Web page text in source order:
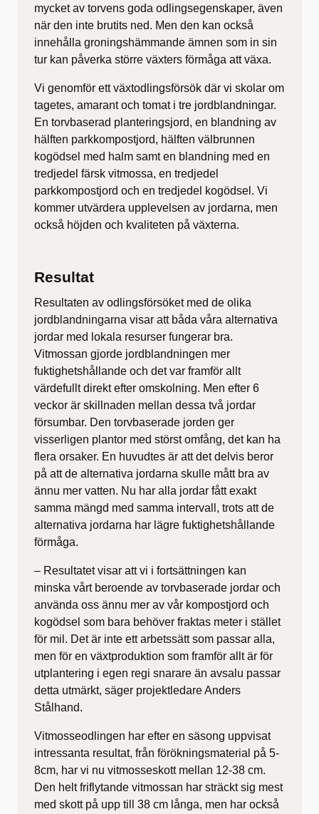
mycket av torvens goda odlingsegenskaper, även
när den inte brutits ned. Men den kan också
innehålla groningshämmande ämnen som in sin
tur kan påverka större växters förmåga att växa.
Vi genomför ett växtodlingsförsök där vi skolar om
tagetes, amarant och tomat i tre jordblandningar.
En torvbaserad planteringsjord, en blandning av
hälften parkkompostjord, hälften välbrunnen
kogödsel med halm samt en blandning med en
tredjedel färsk vitmossa, en tredjedel
parkkompostjord och en tredjedel kogödsel. Vi
kommer utvärdera upplevelsen av jordarna, men
också höjden och kvaliteten på växterna.
Resultat
Resultaten av odlingsförsöket med de olika
jordblandningarna visar att båda våra alternativa
jordar med lokala resurser fungerar bra.
Vitmossan gjorde jordblandningen mer
fuktighetshållande och det var framför allt
värdefullt direkt efter omskolning. Men efter 6
veckor är skillnaden mellan dessa två jordar
försumbar. Den torvbaserade jorden ger
visserligen plantor med störst omfång, det kan ha
flera orsaker. En huvudtes är att det delvis beror
på att de alternativa jordarna skulle mått bra av
ännu mer vatten. Nu har alla jordar fått exakt
samma mängd med samma intervall, trots att de
alternativa jordarna har lägre fuktighetshållande
förmåga.
– Resultatet visar att vi i fortsättningen kan
minska vårt beroende av torvbaserade jordar och
använda oss ännu mer av vår kompostjord och
kogödsel som bara behöver fraktas meter i stället
för mil. Det är inte ett arbetssätt som passar alla,
men för en växtproduktion som framför allt är för
utplantering i egen regi snarare än avsalu passar
detta utmärkt, säger projektledare Anders
Stålhand.
Vitmosseodlingen har efter en säsong uppvisat
intressanta resultat, från förökningsmaterial på 5-
8cm, har vi nu vitmosseskott mellan 12-38 cm.
Den helt friflytande vitmossan har sträckt sig mest
med skott på upp till 38 cm långa, men har också